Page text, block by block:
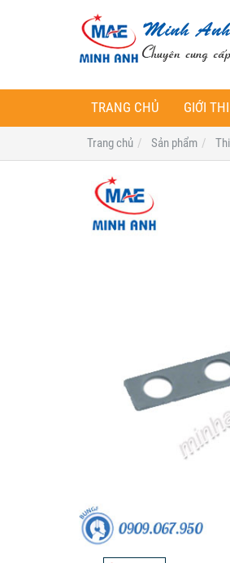
TRANG CHỦ GIỚI
Trang chủ Sản phẩm